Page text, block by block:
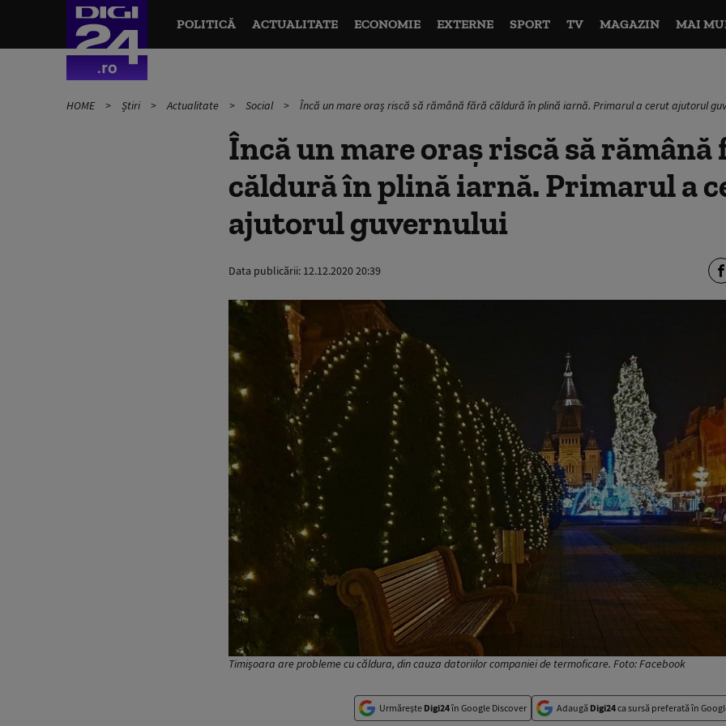
POLITICĂ ACTUALITATE ECONOMIE EXTERNE SPORT TV MAGAZIN MAI
HOME Știri Actualitate Social Încă un mare oraș riscă să rămână fără căldură în plină iarnă. Primarul a cerut ajutorul
Încă un mare oraș riscă să rămână
căldură în plină iarnă. Primarul a
ajutorul guvernului
Data publicării: 12.12.2020 20:39
Timișoara are probleme cu căldura, din cauza datoriilor companiei de termoficare. Foto: Facebook
Urmărește Digi24în Google Discover Adaugă Digi24ca sursă preferată în